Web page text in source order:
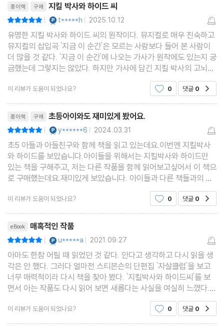
종이책 구매 지킬 박사와 하이드 씨
| t*****h | 2025.10.12
유명한 지킬 박사와 하이드 씨의 원작이다. 뮤지컬로 매우 친숙하고
뮤지컬의 삽입곡 '지금 이 순간'은 모르는 사람보다 들어 본 사람이
더 많을 것 같다. '지금 이 순간'에 나오는 가사가 원작에도 있는지 궁
금했는데 그렇지는 않았다. 하지만 가사에 담긴 지킬 박사의 고뇌?
는 책에서도 만날 수 있었다. 생각보다 철학적인 책이어서 내용을 다
이해하지 못 했지만 스토리가 흥미롭고 장
이 리뷰가 도움이 되었나요? 0 댓글 0
종이책 구매 초등아이와도 재미있게 봤어요.
| y******6 | 2024.03.31
초5 아들과 아들친구와 함께 책을 읽고 있는데요.이번엔 지킬박사
와 하이드를 보았습니다.아이들을 위해서는 지킬박사와 하이드만
있는 책을 구해주고, 저는 다른 작품을 함께 읽어보고싶어서 이 책으
로 구매했는데요.재미있게 보았습니다. 아이들과 다른 책들과의 번
역의 차이도 찾아보면서 의미있었어요. 워낙 유명한 이야기인데, 같
은 작가의 다른 단편들도 읽는 재미가 있었습니다.
이 리뷰가 도움이 되었나요? 0 댓글 0
eBook 매혹적인 작품
| u*****a | 2021.09.27
아마도 한참 어릴 때 읽었던 것 같다. 안다고 생각하고 다시 읽을 생
각은 안 했다. 그러다 얼마전 스티븐슨의 단편집 '자살클럽'을 보고
너무 매력적이라 다시 책을 찾아 봤다. '지킬박사와 하이드씨'를 보
면서 아는 작품도 다시 읽어 보면 새롭다는 사실을 여실히 느꼈다.
나는 지킬박사가 하이드로 변하는걸 괴로워 하는 기억만 있었다. 그
러나 지킬박사는 하이드로 변하자 모든 구속에
이 리뷰가 도움이 되었나요? 0 댓글 0